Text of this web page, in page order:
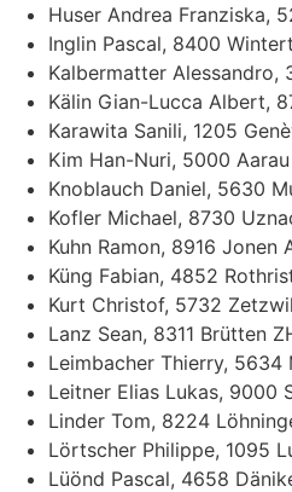
Huser Andrea Franziska,
Inglin Pascal, 8400
Kalbermatter Alessandro,
Kälin Gian-Lucca Albert,
Karawita Sanili, 1205
Kim Han-Nuri, 5000 Aarau
Knoblauch Daniel, 5630
Kofler Michael, 8730
Kuhn Ramon, 8916 Jonen
Küng Fabian, 4852
Kurt Christof, 5732
Lanz Sean, 8311 Brütten
Leimbacher Thierry, 5634
Leitner Elias Lukas, 9000
Linder Tom, 8224
Lörtscher Philippe, 1095
Lüönd Pascal, 4658